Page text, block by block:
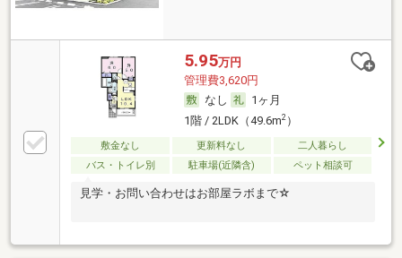
5.95万円
管理費3,620円
なし
1ヶ月
1階 / 2LDK（49.6m2）
敷金なし 更新料なし
二人暮らし
バス・トイレ別
駐車場(近隣含) ペット相談可
見学・お問い合わせはお部屋ラボまで☆